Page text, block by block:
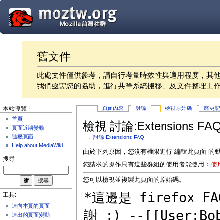
舊文件
此處文件僅供參考，請自行考量時效性與適用程度，其
我們亟需您的協助，進行共筆系統搬移、及文件整理工
頁面內容 討論 檢視原始碼 歷史
檢視 討論:Extensions
←討論:Extensions FAQ
由於下列原因，您沒有權限進行 編輯此頁面 的
您請求的操作只有這些群組的使用者能使用： 使
您可以檢視並複製此頁面的原始碼。
本站導覽：
首頁
頁面近期變動
隨機頁面
Help about MediaWiki
搜尋
工具:
連向本頁的頁面
連出的頁面變動